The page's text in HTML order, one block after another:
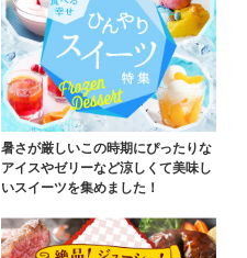
暑さが厳しいこの時期にぴったりな
アイスやゼリーなど涼しくて美味し
いスイーツを集めました！